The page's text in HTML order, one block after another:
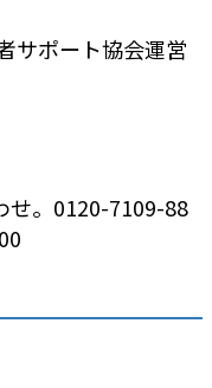
サポート協会運営
。 0120-7109-88